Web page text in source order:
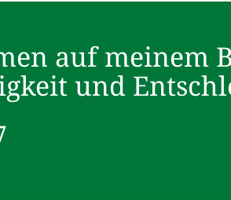
auf meinem
und